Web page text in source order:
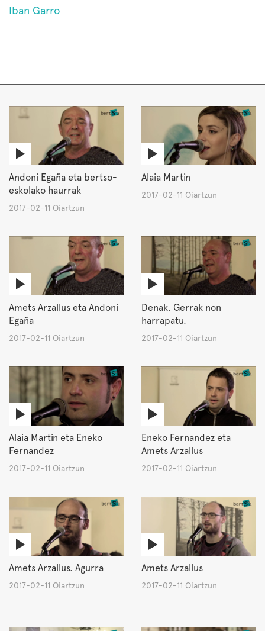
Iban Garro
Andoni Egaña eta bertso-
eskolako haurrak
2017-02-11 Oiartzun
Alaia Martin
2017-02-11 Oiartzun
Amets Arzallus eta Andoni
Egaña
2017-02-11 Oiartzun
Denak. Gerrak non
harrapatu.
2017-02-11 Oiartzun
Alaia Martin eta Eneko
Fernandez
2017-02-11 Oiartzun
Eneko Fernandez eta
Amets Arzallus
2017-02-11 Oiartzun
Amets Arzallus. Agurra
2017-02-11 Oiartzun
Amets Arzallus
2017-02-11 Oiartzun